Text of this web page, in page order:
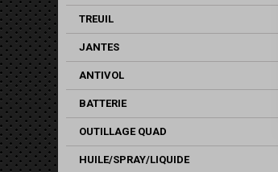
TREUIL
JANTES
ANTIVOL
BATTERIE
OUTILLAGE QUAD
HUILE/SPRAY/LIQUIDE